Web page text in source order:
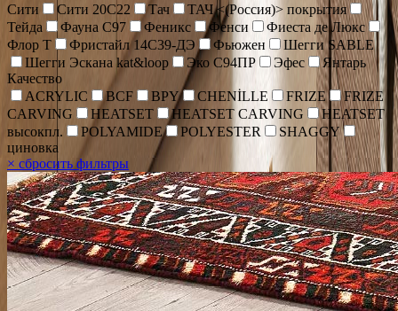
Сити
Сити 20С22 Тач
ТАЧ <(Россия)> покрытия
Тейда
Фауна С97 Феникс Фенси
Фиеста де Люкс
Флор Т
Фристайл 14С39-ДЭ Фьюжен
Шегги SABLE
Шегги Эскана kat&loop
Эко С94ПР Эфес
Янтарь
Качество
ACRYLIC
BCF BPY CHENİLLE FRIZE
FRIZE
CARVING
HEATSET HEATSET CARVING
HEATSET
высокпл.
POLYAMIDE POLYESTER
SHAGGY
циновка
× сбросить фильтры